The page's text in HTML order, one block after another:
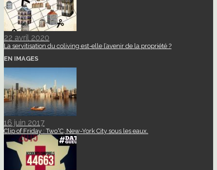
22 avril 2020
La servitisation du coliving est-elle l’avenir de la propriété ?
EN IMAGES
16 juin 2017
Clip of Friday : Two°C, New-York City sous les eaux.